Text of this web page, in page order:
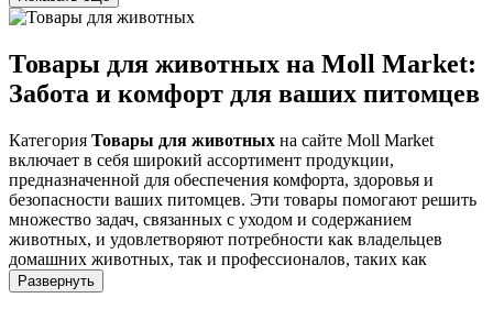
Товары для животных на Moll Market:
Забота и комфорт для ваших питомцев
Категория Товары для животных на сайте Moll Market
включает в себя широкий ассортимент продукции,
предназначенной для обеспечения комфорта, здоровья и
безопасности ваших питомцев. Эти товары помогают решить
множество задач, связанных с уходом и содержанием
животных, и удовлетворяют потребности как владельцев
домашних животных, так и профессионалов, таких как
ветеринары и грумеры. Независимо от того, ищете ли вы
корм, аксессуары или средства ухода, наша категория
Развернуть